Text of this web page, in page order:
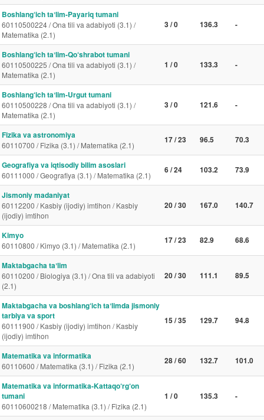
Boshlang‘ich taʼlim-Payariq tumani
60110500224 / Ona tili va adabiyoti (3.1) /
Matematika (2.1)
3 / 0 136.3 -
Boshlang‘ich taʼlim-Qo‘shrabot tumani
60110500225 / Ona tili va adabiyoti (3.1) /
Matematika (2.1)
1 / 0 133.3 -
Boshlang‘ich taʼlim-Urgut tumani
60110500228 / Ona tili va adabiyoti (3.1) /
Matematika (2.1)
3 / 0 121.6 -
Fizika va astronomiya
60110700 / Fizika (3.1) / Matematika (2.1)
17 / 23 96.5 70.3
Geografiya va iqtisodiy bilim asoslari
60111000 / Geografiya (3.1) / Matematika (2.1)
6 / 24 103.2 73.9
Jismoniy madaniyat
60112200 / Kasbiy (ijodiy) imtihon / Kasbiy
(ijodiy) imtihon
20 / 30 167.0 140.7
Kimyo
60110800 / Kimyo (3.1) / Matematika (2.1)
17 / 23 82.9 68.6
Maktabgacha taʼlim
60110200 / Biologiya (3.1) / Ona tili va adabiyoti
(2.1)
20 / 30 111.1 89.5
Maktabgacha va boshlang‘ich taʼlimda jismoniy
tarbiya va sport
60111900 / Kasbiy (ijodiy) imtihon / Kasbiy
(ijodiy) imtihon
15 / 35 129.7 94.8
Matematika va informatika
60110600 / Matematika (3.1) / Fizika (2.1)
28 / 60 132.7 101.0
Matematika va informatika-Kattaqo‘rg‘on
tumani
60110600218 / Matematika (3.1) / Fizika (2.1)
1 / 0 135.3 -